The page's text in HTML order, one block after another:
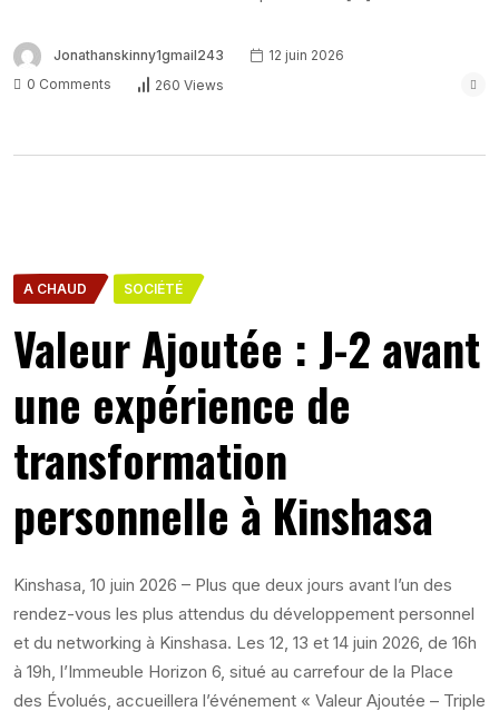
Jonathanskinny1gmail243
12 juin 2026
0 Comments
260 Views
A CHAUD SOCIÉTÉ
Valeur Ajoutée : J-2 avant
une expérience de
transformation
personnelle à Kinshasa
Kinshasa, 10 juin 2026 – Plus que deux jours avant l’un des
rendez-vous les plus attendus du développement personnel
et du networking à Kinshasa. Les 12, 13 et 14 juin 2026, de 16h
à 19h, l’Immeuble Horizon 6, situé au carrefour de la Place
des Évolués, accueillera l’événement « Valeur Ajoutée – Triple